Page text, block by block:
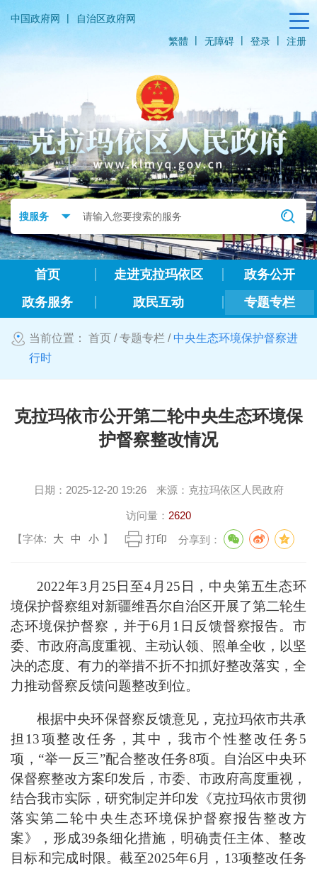
中国政府网 |
自治区政府网
繁體
| 无障碍 | 登录 | 注册
首页 走进克拉玛依区
政务公开
政务服务
政民互动 专题专栏
当前位置： 首页 /专题专栏 / 中央生态环境保护督察进
行时
克拉玛依市公开第二轮中央生态环境保
护督察整改情况
日期： 2025-12-20 19:26 来源： 克拉玛依区人民政府
访问量： 2620
【字体:
大 中 小 】 打印 分享到：
2022年3 月 25 日至4 月 25 日，中央第五生态环
境保护督察组对新疆维吾尔自治区开展了第二轮生
态环境保护督察，并于6 月 1 日反馈督察报告。市
委、市政府高度重视、主动认领、照单全收，以坚
决的态度、有力的举措不折不扣抓好整改落实，全
力推动督察反馈问题整改到位。
根据中央环保督察反馈意见，克拉玛依市共承
担 13项整改任务，其中， 我市个性整改任务5
项， “举一反三”配合整改任务8项。自治区中央环
保督察整改方案印发后，市委、市政府高度重视，
结合我市实际，研究制定并印发《克拉玛依市贯彻
落实第二轮中央生态环境保护督察报告整改方
案》， 形成39条细化措施，明确责任主体、整改
目标和完成时限。截至2025年6 月 ， 13项整改任务